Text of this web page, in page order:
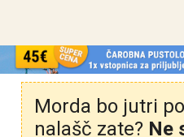
Morda bo jutri
nalašč zate? Ne